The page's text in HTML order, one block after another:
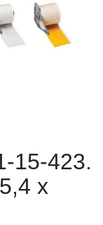
15-423.
х